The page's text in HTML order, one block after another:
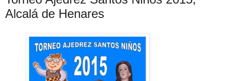
Alcalá de Henares